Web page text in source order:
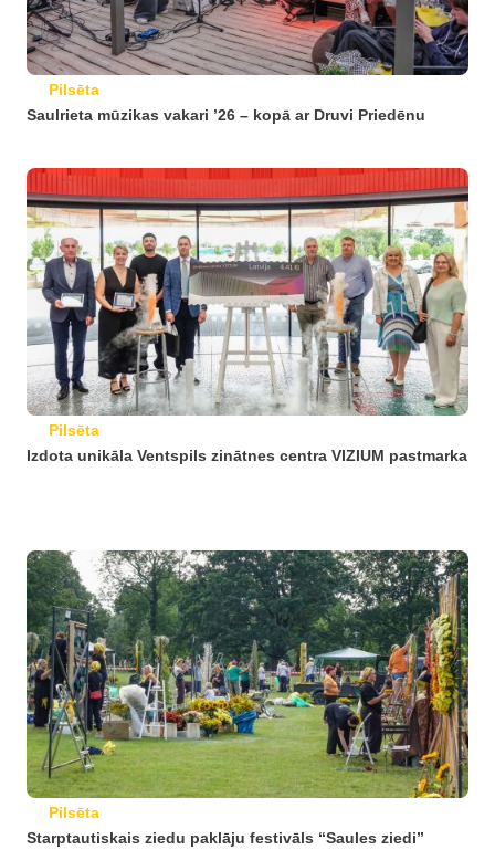
Pilsēta
Saulrieta mūzikas vakari ’26 – kopā ar Druvi Priedēnu
Pilsēta
Izdota unikāla Ventspils zinātnes centra VIZIUM pastmarka
Pilsēta
Starptautiskais ziedu paklāju festivāls “Saules ziedi”